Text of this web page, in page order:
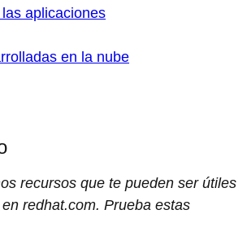
aplicaciones
en la nube
recursos que te pueden ser útiles
redhat.com. Prueba estas